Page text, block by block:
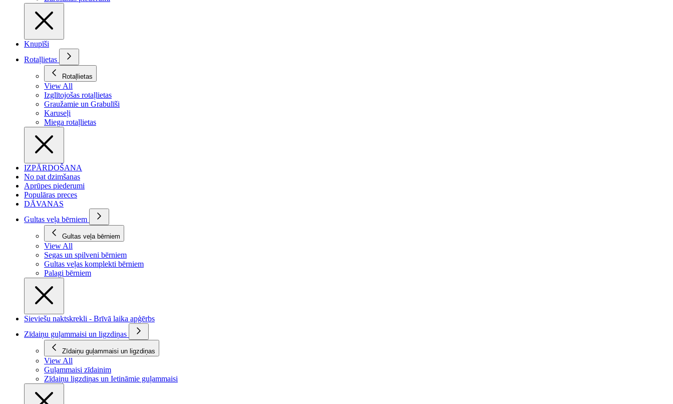
Knupīši
Rotaļlietas
Rotaļlietas
View All
Izglītojošas rotaļlietas
Graužamie un Grabulīši
Karuseļi
Miega rotaļlietas
IZPĀRDOŠANA
No pat dzimšanas
Aprūpes piederumi
Populāras preces
DĀVANAS
Gultas veļa bērniem
Gultas veļa bērniem
View All
Segas un spilveni bērniem
Gultas veļas komplekti bērniem
Palagi bērniem
Sieviešu naktskrekli - Brīvā laika apģērbs
Zīdaiņu guļammaisi un ligzdiņas
Zīdaiņu guļammaisi un ligzdiņas
View All
Guļammaisi zīdainim
Zīdaiņu ligzdiņas un Ietināmie guļammaisi